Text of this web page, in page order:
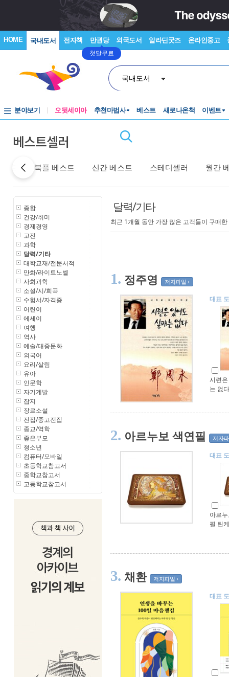
HOME 국내도서 전자책 만권당
첫달무료
외국도서 알라딘굿즈 온라인중고
국내도서
분야보기 오뒷세이아 추천마법사 베스트 새로나온책 이벤트
베스트셀러
북플 베스트 신간 베스트 스테디셀러 월간
종합
건강/취미
경제경영
고전
과학
달력/기타
대학교재/전문서적
만화/라이트노벨
사회과학
소설/시/희곡
수험서/자격증
어린이
에세이
여행
역사
예술/대중문화
외국어
요리/살림
유아
인문학
자기계발
잡지
장르소설
전집/중고전집
종교/역학
좋은부모
청소년
컴퓨터/모바일
초등학교참고서
중학교참고서
고등학교참고서
달력/기타
최근 1개월 동안 가장 많은 고객들이 구매
1. 정주영 저자파일
대표
시련
는 없다
2. 아르누보 색연필 저자
대표
아르
필 틴
3. 채환 저자파일
대표